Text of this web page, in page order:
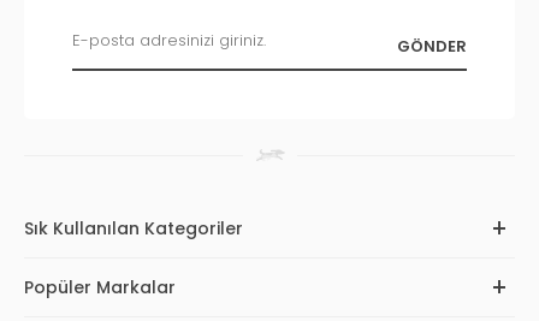
Sık Kullanılan Kategoriler
Popüler Markalar